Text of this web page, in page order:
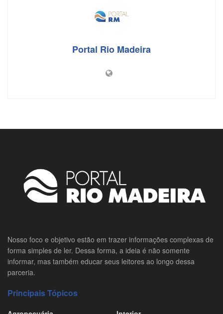
Portal Rio Madeira
Nosso foco e objetivo estão em trazer informações complexas de
forma simples de ler. Dessa forma, a ideia é não somente
informar, mas também educar seus leitores ao longo dessa
parceria.
Principais Tópicos